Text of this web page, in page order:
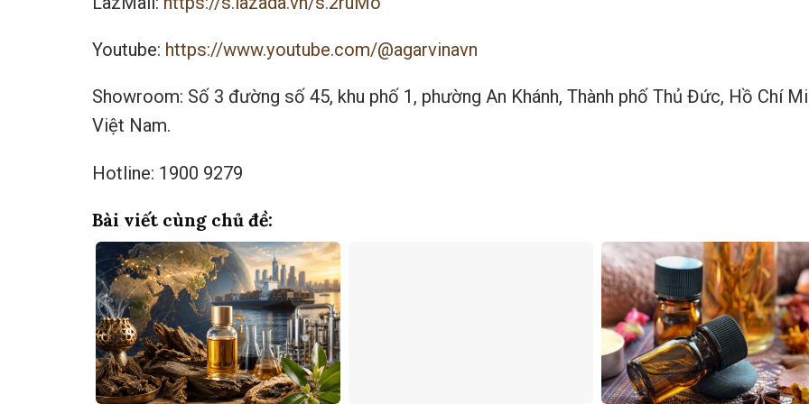
Youtube: https://www.youtube.com/@agarvinavn
Showroom: Số 3 đường số 45, khu phố 1, phường An Khánh, Thành phố Thủ Đức, Hồ Chí
Việt Nam.
Hotline: 1900 9279
Bài viết cùng chủ đề: